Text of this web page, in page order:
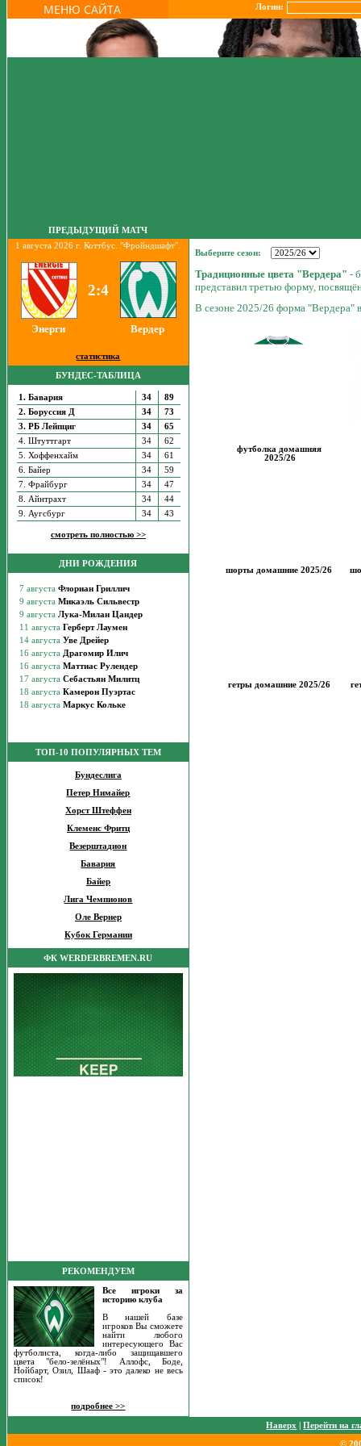
МЕНЮ САЙТА Логин:
ПРЕДЫДУЩИЙ МАТЧ
1 августа 2026 г. Коттбус. "Фройндшафт".
2:4
Энерги Вердер
статистика
БУНДЕС-ТАБЛИЦА
1. Бавария 34
89
2. Боруссия Д
34
73
3. РБ Лейпциг
34
65
4. Штуттгарт
34
62
5. Хоффенхайм
34
61
6. Байер
34
59
7. Фрайбург
34
47
8. Айнтрахт
34
44
9. Аугсбург
34 43
смотреть полностью >>
ДНИ РОЖДЕНИЯ
ТОП-10 ПОПУЛЯРНЫХ ТЕМ
Бундеслига
Петер Нимайер
Хорст Штеффен
Клеменс Фритц
Везерштадион
Бавария
Байер
Лига Чемпионов
Оле Вернер
Кубок Германии
ФК WERDERBREMEN.RU
РЕКОМЕНДУЕМ
Все игроки за
историю клуба
В нашей базе
игроков Вы сможете
найти любого
интересующего Вас
футболиста, когда-либо защищавшего
цвета "бело-зелёных"! Аллофс, Боде,
Нойбарт, Озил, Шааф - это далеко не весь
список!
подробнее >>
Выберите сезон:
Традиционные цвета "Вердера" -
представил третью форму,
В сезоне 2025/26 форма "Вердера"
футболка домашняя
2025/26
шорты домашние2025/26
гетры домашние 2025/26
Наверх |Перейти на
©